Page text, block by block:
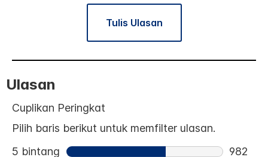
Tulis Ulasan